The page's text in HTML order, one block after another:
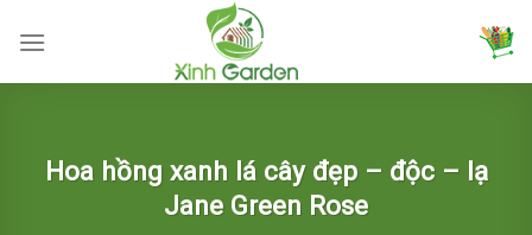
Hoa hồng xanh lá cây đẹp – độc – lạ
Jane Green Rose